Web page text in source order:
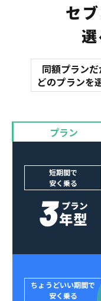
オイル交換
3
オプ
セ
同額プラン
どのプランを
プラン
短期間で
安く乗る
ちょうどいい期間で
安く乗る